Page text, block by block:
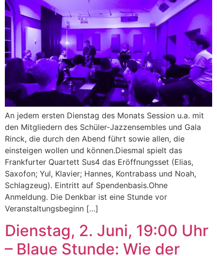
An jedem ersten Dienstag des Monats Session u.a. mit
den Mitgliedern des Schüler-Jazzensembles und Gala
Rinck, die durch den Abend führt sowie allen, die
einsteigen wollen und können.Diesmal spielt das
Frankfurter Quartett Sus4 das Eröffnungsset (Elias,
Saxofon; Yul, Klavier; Hannes, Kontrabass und Noah,
Schlagzeug). Eintritt auf Spendenbasis.Ohne
Anmeldung. Die Denkbar ist eine Stunde vor
Veranstaltungsbeginn […]
Dienstag, 2. Juni, 19:00 Uhr
– Blaue Stunde: Wie der